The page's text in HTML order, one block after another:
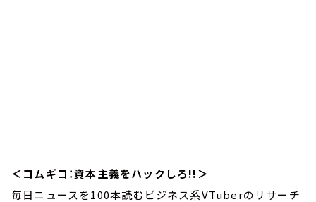
＜コムギコ：資本主義をハックしろ!!＞
毎日ニュースを100本読むビジネス系VTuberのリサーチ